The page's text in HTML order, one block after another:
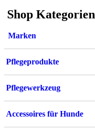
Shop Kategorien
Marken
Pflegeprodukte
Pflegewerkzeug
Accessoires für Hunde